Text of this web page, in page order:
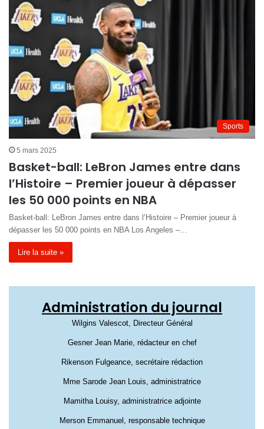
Sports
5 mars 2025
Basket-ball: LeBron James entre dans
l’Histoire – Premier joueur à dépasser
les 50 000 points en NBA
Basket-ball: LeBron James entre dans l’Histoire – Premier joueur à
dépasser les 50 000 points en NBA Los Angeles –…
Lire la suite »
Administration du journal
Wilgins Valescot, Directeur Général
Gesner Jean Marie, rédacteur en chef
Rikenson Fulgeance, secrétaire rédaction
Mme Sarode Jean Louis, administratrice
Mamitha Louisy, administratrice adjointe
Merson Emmanuel, responsable technique